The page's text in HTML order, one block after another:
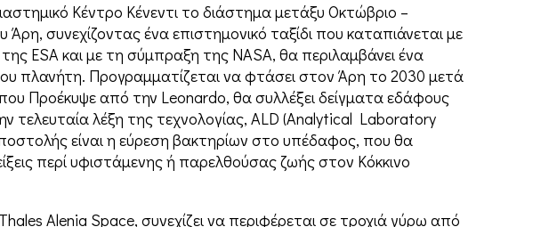
Κέντρο Κένεντι το διάστημα μετάξυ Οκτώβριο –
συνεχίζοντας ένα επιστημονικό ταξίδι που καταπιάνεται με
ESA και με τη σύμπραξη της NASA, θα περιλαμβάνει ένα
πλανήτη. Προγραμματίζεται να φτάσει στον Άρη το 2030 μετά
Προέκυψε από την Leonardo, θα συλλέξει δείγματα εδάφους
τελευταία λέξη της τεχνολογίας, ALD (Analytical Laboratory
είναι η εύρεση βακτηρίων στο υπέδαφος, που θα
περί υφιστάμενης ή παρελθούσας ζωής στον Κόκκινο
Alenia Space, συνεχίζει να περιφέρεται σε τροχιά γύρω από